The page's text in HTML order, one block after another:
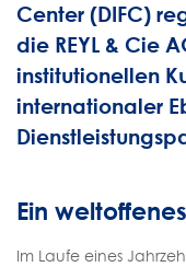
Center (DIFC)
die REYL & Cie
institutionellen
internationaler
Ein
Im Laufe eines